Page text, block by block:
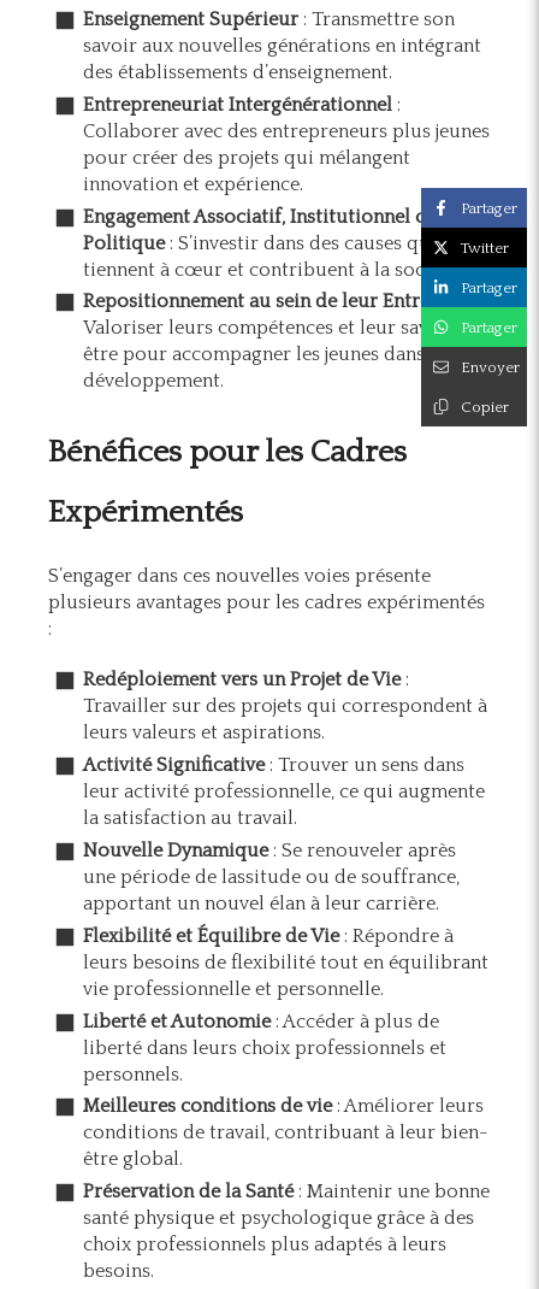
Enseignement Supérieur: Transmettre son
savoir aux nouvelles générations en intégrant
des établissements d’enseignement.
Entrepreneuriat Intergénérationnel:
Collaborer avec des entrepreneurs plus jeunes
pour créer des projets qui mélangent
innovation et expérience.
Engagement Associatif, Institutionnel ou
Politique: S’investir dans des causes qui leur
tiennent à cœur et contribuent à la société.
Repositionnement au sein de leur Entreprise
Valoriser leurs compétences et leur savoir-
être pour accompagner les jeunes dans leur
développement.
Bénéfices pour les Cadres
Expérimentés
S’engager dans ces nouvelles voies présente
plusieurs avantages pour les cadres expérimentés
:
Redéploiement vers un Projet de Vie:
Travailler sur des projets qui correspondent à
leurs valeurs et aspirations.
Activité Significative: Trouver un sens dans
leur activité professionnelle, ce qui augmente
la satisfaction au travail.
Nouvelle Dynamique: Se renouveler après
une période de lassitude ou de souffrance,
apportant un nouvel élan à leur carrière.
Flexibilité et Équilibre de Vie: Répondre à
leurs besoins de flexibilité tout en équilibrant
vie professionnelle et personnelle.
Liberté et Autonomie: Accéder à plus de
liberté dans leurs choix professionnels et
personnels.
Meilleures conditions de vie: Améliorer leurs
conditions de travail, contribuant à leur bien-
être global.
Préservation de la Santé: Maintenir une bonne
santé physique et psychologique grâce à des
choix professionnels plus adaptés à leurs
besoins.
Partager
Twitter
Partager
Partager
Envoyer
Copier